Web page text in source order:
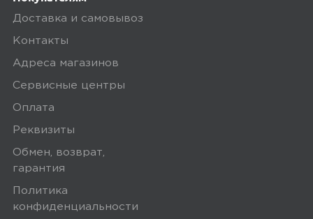
Доставка и самовывоз
Контакты
Адреса магазинов
Сервисные центры
Оплата
Реквизиты
Обмен, возврат,
гарантия
Политика
конфиденциальности